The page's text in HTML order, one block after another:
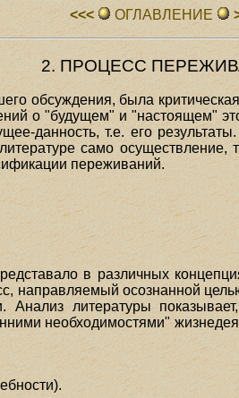
<<< ОГЛАВЛЕHИЕ
2. ПРОЦЕСС
обсуждения, была
о "будущем" и "настоящем"
данность, т.е. его
само осуществление,
переживаний.
в различных
направляемый осознанной
Анализ литературы
необходимостями"